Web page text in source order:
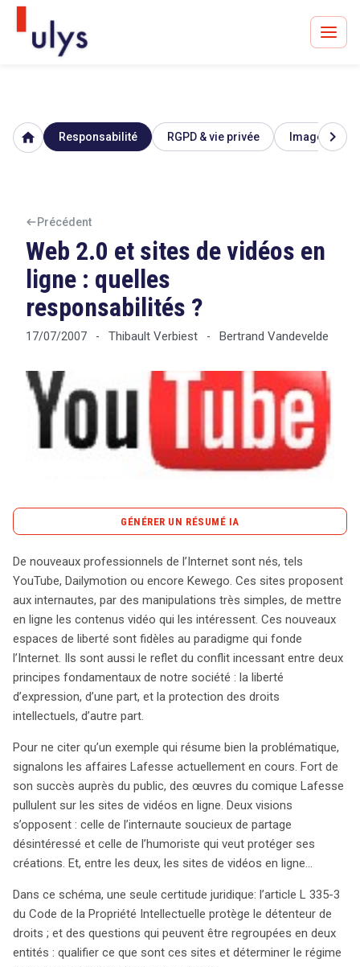
Avocats à Paris & Bruxelles
Un procès en vue ?
Tout sur le RGPD
Tout sur le droit de l'innovation
CONTACT
home Responsabilité RGPD & vie privée Image &
chevron_right
Précédent
Web 2.0 et sites de vidéos en
ligne : quelles
responsabilités ?
17/07/2007 - Thibault Verbiest - Bertrand Vandevelde
GÉNÉRER UN RÉSUMÉ IA
L’émergence de plateformes telles que YouTube et
Dailymotion a bouleversé le paysage numérique, offrant
aux utilisateurs la possibilité de partager facilement des
contenus vidéo. Cependant, cette liberté d’expression
soulève des questions cruciales concernant la
protection des droits d’auteur. L’affaire Lafesse illustre
parfaitement ce dilemme, opposant le désir de partage
des internautes à la volonté de l’humoriste de protéger
du Code de la Propriété Intellectuelle, place les droits
d’auteur au cœur des débats. La qualification des sites
de vidéos en ligne reste floue : sont-ils des hébergeurs
ou des éditeurs de contenu ? D’un côté, leur rôle
d’hébergement pourrait les exonérer de responsabilité ;
de l’autre, leur capacité à filtrer le contenu pourrait les
soumettre à la loi de 1881 sur la liberté de la presse. Les
conséquences de cette qualification sont majeures. Si
les sites étaient considérés comme éditeurs, ils seraient
contraints de contrôler continuellement le contenu, une
tâche ardue et techniquement complexe. À l’inverse,
De nouveaux professionnels de l’Internet sont nés, tels
YouTube, Dailymotion ou encore Kewego. Ces sites proposent
aux internautes, par des manipulations très simples, de mettre
en ligne les contenus vidéo qui les intéressent. Ces nouveaux
espaces de liberté sont fidèles au paradigme qui fonde
l’Internet. Ils sont aussi le reflet du conflit incessant entre deux
principes fondamentaux de notre société : la liberté
d’expression, d’une part, et la protection des droits
intellectuels, d’autre part.
Pour ne citer qu’un exemple qui résume bien la problématique,
signalons les affaires Lafesse actuellement en cours. Fort de
son succès auprès du public, des œuvres du comique Lafesse
pullulent sur les sites de vidéos en ligne. Deux visions
s’opposent : celle de l’internaute soucieux de partage
désintéressé et celle de l’humoriste qui veut protéger ses
créations. Et, entre les deux, les sites de vidéos en ligne…
Dans ce schéma, une seule certitude juridique: l’article L 335-3
du Code de la Propriété Intellectuelle protège le détenteur de
droits ; et des questions qui peuvent être regroupées en deux
entités : qualifier ce que sont ces sites et déterminer le régime